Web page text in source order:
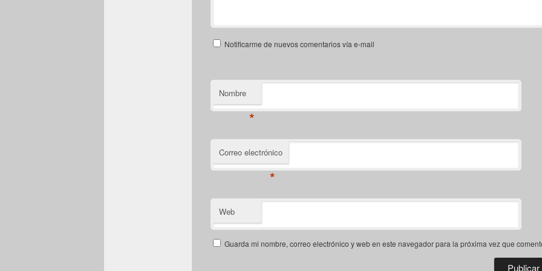
Notificarme de nuevos comentarios vía e-mail
Nombre
*
Correo electrónico
*
Web
Guarda mi nombre, correo electrónico y web en este navegador para la próxima vez que